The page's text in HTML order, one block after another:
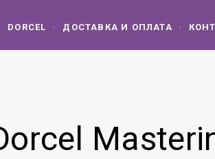
DORCEL ДОСТАВКА И ОПЛАТА